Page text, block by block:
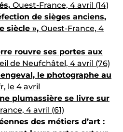
Ouest-France, 4 avril (14)
de sièges anciens,
siècle », Ouest-France, 4
rouvre ses portes aux
de Neufchâtel, 4 avril (76)
le photographe au
le 4 avril
plumassière se livre sur
4 avril (61)
des métiers d’art :